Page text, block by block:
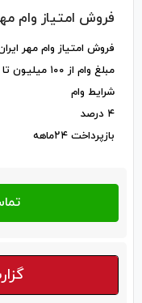
فروش امتیاز وام
فروش امتیاز وام‌ مهر
مبلغ وام از ۱۰۰ میلیون تا ۴۰۰ میلیون تومان
شرایط وام‌
۴ درصد
بازپرداخت ۲۴ماهه